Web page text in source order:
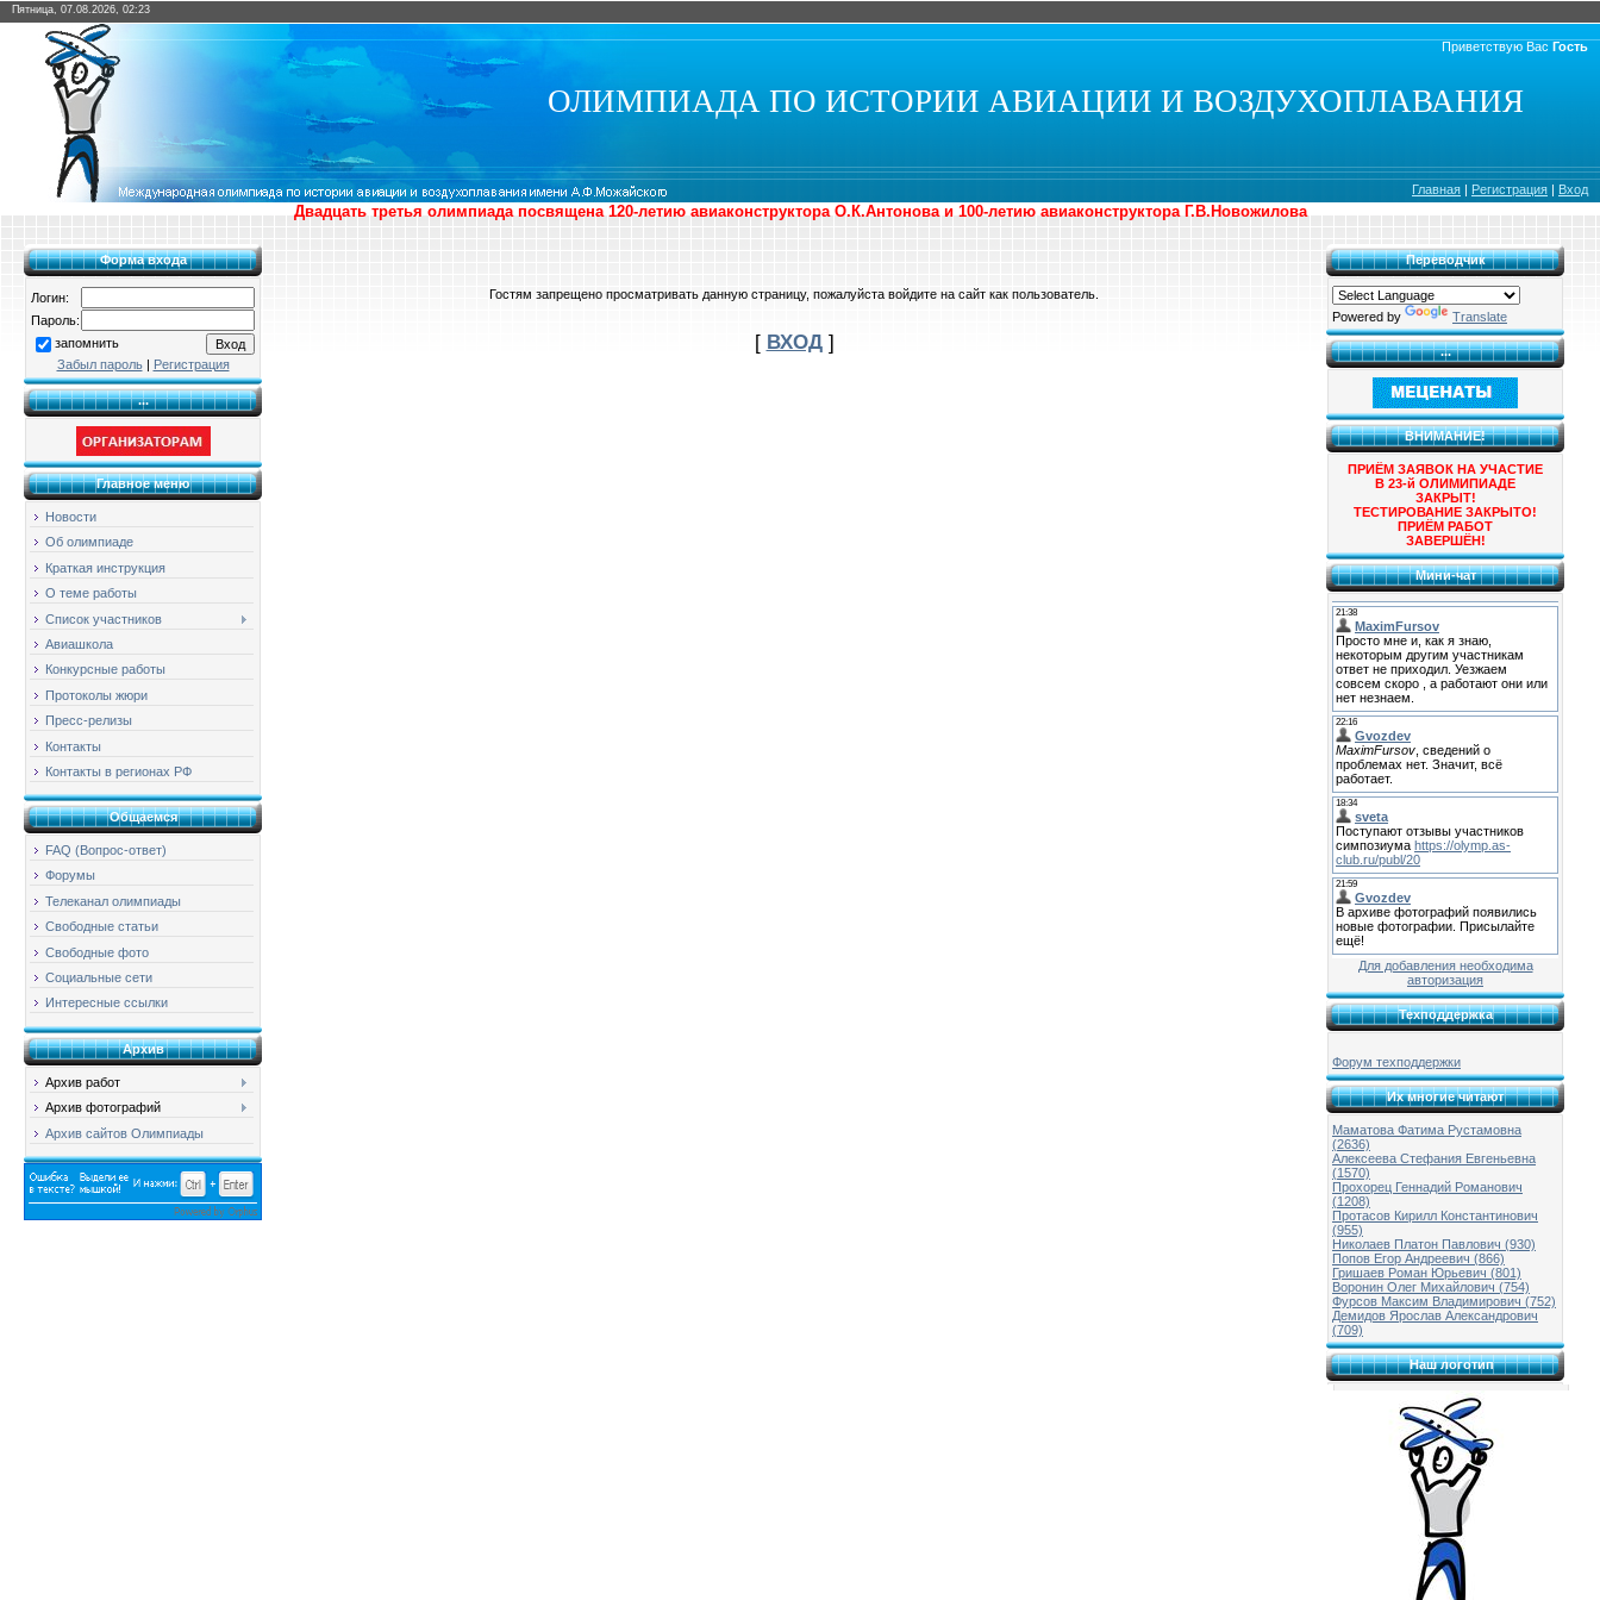
Пятница, 07.08.2026, 02:23
Приветствую Вас Гость
ОЛИМПИАДА ПО ИСТОРИИ АВИАЦИИ И ВОЗДУХОПЛАВАНИЯ
Главная | Регистрация | Вход
Двадцать третья олимпиада посвящена 120-летию авиаконструктора О.К.Антонова и 100-летию авиаконструктора Г.В.Новожилова
Форма входа
Логин:
Пароль:
запомнить
Забыл пароль| Регистрация
...
Главное меню
Новости
Об олимпиаде
Краткая инструкция
О теме работы
Список участников
Авиашкола
Конкурсные работы
Протоколы жюри
Пресс-релизы
Контакты
Контакты в регионах РФ
Общаемся
FAQ (Вопрос-ответ)
Форумы
Телеканал олимпиады
Свободные статьи
Свободные фото
Социальные сети
Интересные ссылки
Архив
Архив работ
Архив фотографий
Архив сайтов Олимпиады
Гостям запрещено просматривать данную страницу, пожалуйста войдите на сайт как пользователь.
[ ВХОД]
Переводчик
Powered by Translate
...
ВНИМАНИЕ!
ПРИЁМ ЗАЯВОК НА УЧАСТИЕ
В 23-й ОЛИМИПИАДЕ
ЗАКРЫТ!
ТЕСТИРОВАНИЕ ЗАКРЫТО!
ПРИЁМ РАБОТ
ЗАВЕРШЁН!
Мини-чат
Для добавления необходима
авторизация
Техподдержка
Форум техподдержки
Их многие читают
Маматова Фатима Рустамовна
(2636)
Алексеева Стефания Евгеньевна
(1570)
Прохорец Геннадий Романович
(1208)
Протасов Кирилл Константинович
(955)
Николаев Платон Павлович (930)
Попов Егор Андреевич (866)
Гришаев Роман Юрьевич (801)
Воронин Олег Михайлович (754)
Фурсов Максим Владимирович (752)
Демидов Ярослав Александрович
(709)
Наш логотип